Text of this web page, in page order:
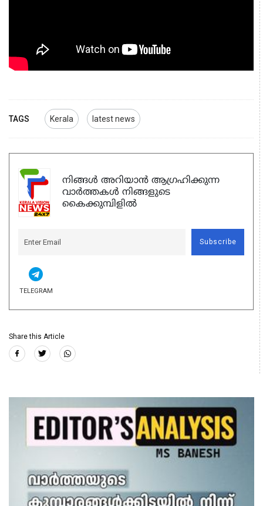
TAGS Kerala latest news
നിങ്ങൾ അറിയാൻ ആഗ്രഹിക്കുന്ന
വാർത്തകൾ നിങ്ങളുടെ
കൈക്കുമ്പിളിൽ
Subscribe
TELEGRAM
Share this Article